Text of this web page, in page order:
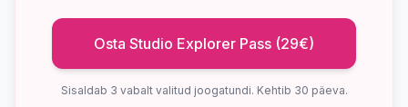
Osta Studio Explorer Pass (29€)
Sisaldab 3 vabalt valitud joogatundi. Kehtib 30 päeva.